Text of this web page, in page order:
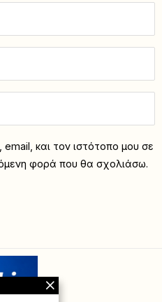
και τον ιστότοπο μου σε
φορά που θα σχολιάσω.